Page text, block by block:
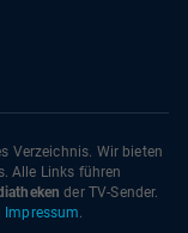
Verzeichnis. Wir bieten
Alle Links führen
der TV-Sender.
Impressum.